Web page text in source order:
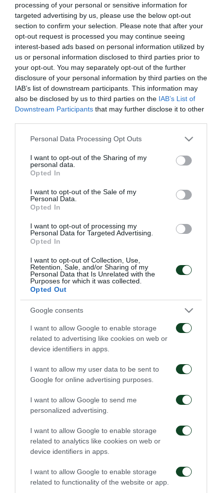
processing of your personal or sensitive information for
targeted advertising by us, please use the below opt-out
section to confirm your selection. Please note that after your
opt-out request is processed you may continue seeing
interest-based ads based on personal information utilized by
us or personal information disclosed to third parties prior to
your opt-out. You may separately opt-out of the further
disclosure of your personal information by third parties on the
IAB’s list of downstream participants. This information may
also be disclosed by us to third parties on the IAB’s List of
Downstream Participants that may further disclose it to other
Please note that this website/app uses one or more Google
not limited to your visit or usage behaviour. You may click to
grant or deny consent to Google and its third-party tags to
use your data for below specified purposes in below Google
consent section.
Personal Data Processing Opt Outs
I want to opt-out of the Sharing of my
personal data.
Opted In
I want to opt-out of the Sale of my
Personal Data.
Opted In
I want to opt-out of processing my
Personal Data for Targeted Advertising.
Opted In
I want to opt-out of Collection, Use,
Retention, Sale, and/or Sharing of my
Personal Data that Is Unrelated with the
Purposes for which it was collected.
Opted Out
Google consents
I want to allow Google to enable storage
related to advertising like cookies on web or
device identifiers in apps.
I want to allow my user data to be sent to
Google for online advertising purposes.
I want to allow Google to send me
personalized advertising.
I want to allow Google to enable storage
related to analytics like cookies on web or
device identifiers in apps.
I want to allow Google to enable storage
related to functionality of the website or app.
Ο Γιάννης Αναστασίου μοίρασε ως επί το πλείστον
τον χρόνο συμμετοχής, ενώ το ντεμπούτο του με το
«τριφύλλι» έκανε ο νεοαποκτηθέντας Μπούι. Στα
αξιοσημείωτα και η επιστροφή του Μπαϊράμι στη
δράση μετά από διάστημα 6,5 μηνών.
ΣΚΟΡΕΡ: 55’ Μπεργκ
Σπυρόπουλος), Κουτρουμπής (46’
Χουχούμης (72’ Μπαϊράμι), Μέντες (46’ Λαγός),
Δώνης (46’ Πράνιτς), Μπούι (66’ Νάνο), Καρέλης,
Ντίνας (46’ Ατζαγκούν), Μπεργκ.
Ασίγκμπα (46’ Πλέγας), Αλμπί Αλά, Γκατιάγκα (46’
Μαρουκάκης, Ντακόστα (46’ Ζλατκόφσκι),
Μασούρας (46’ Χαρτσιάς), Κοντοχρήστος (46’
Χούσας), Μπάλου (57’ Τσούπρος), Τσώνης (57’
Πατηνιώτης).
ΑΓΩΝΙΣΤΙΚΑ
Για την πρόκριση στη
Σόφια
05/08/2026
Η ευρωπαϊκή λίστα για
05/08/2026